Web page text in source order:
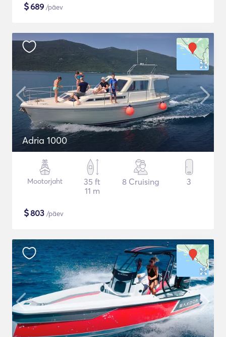
$689 /päev
Adria 1000
Mootorjaht
35 ft
11 m
8 Cruising 3
$803 /päev